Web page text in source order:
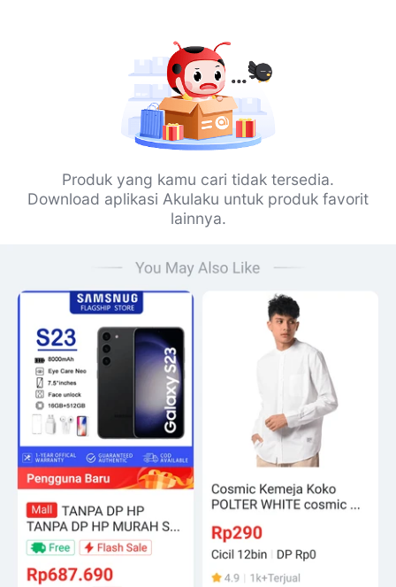
Produk yang kamu cari tidak tersedia.
Download aplikasi Akulaku untuk produk favorit
lainnya.